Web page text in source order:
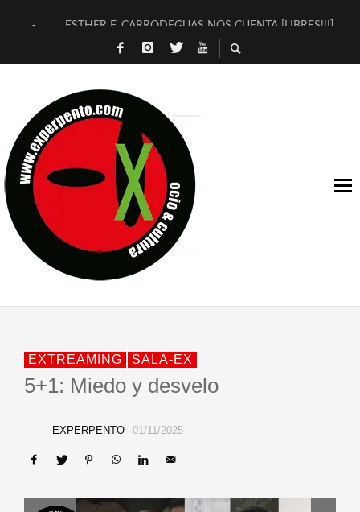
ESTHER F. CARRODEGUAS NOS CUENTA [LIBRES!!!]
[TERRA DE GUAPES] DE SANDRA MONFORT
TIMBRE 4, LA ESCUELA DEL DIRECTOR TEATRAL CLAUDIO
30 AÑOS (NO ES NADA) DE LA KATARSIS DEL TOMATAZO
MILITARES JUDÍAS EN #EXVITA
D’BALDOMEROS REINVENTAN [BITÁCORA 3.0] EN EXVITA
MARSHALL FLASH PRESENTA EN EXVITA [RELATIVA
JOFRE BARDAGÍ EN EXVITA INTERPRETANDO A SERRAT
EXTREAMING SALA-EX
5+1: Miedo y desvelo
EXPERPENTO 01/11/2025